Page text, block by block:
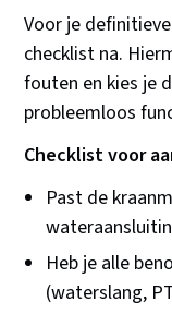
Voor je
checklist na.
fouten en kies je
probleemloos
Checklist voor
Past de
Heb je alle
(waterslang,